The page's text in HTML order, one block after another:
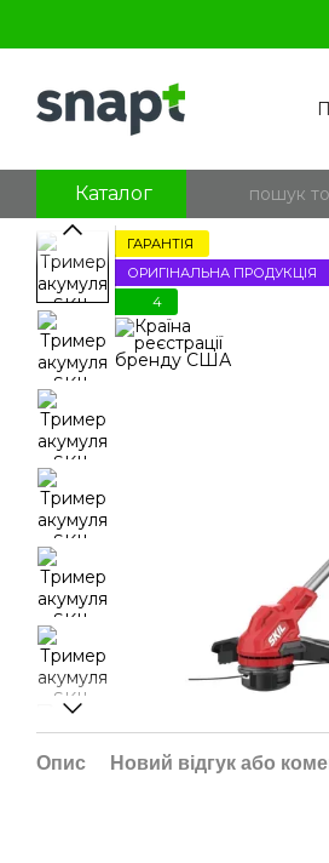
Каталог
ГАРАНТІЯ
ОРИГІНАЛЬНА ПРОДУКЦІЯ
4
Опис Новий відгук або